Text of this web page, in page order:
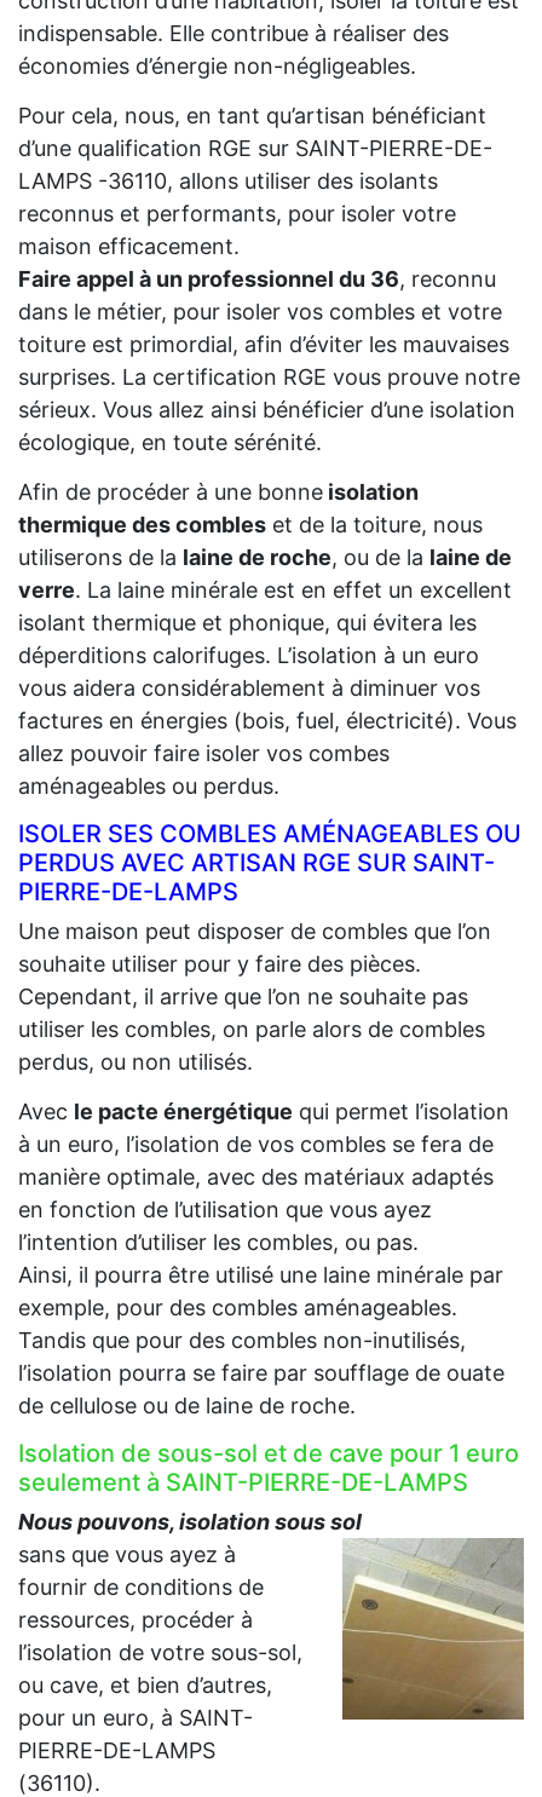
indispensable. Elle contribue à réaliser des
économies d’énergie non-négligeables.
Pour cela, nous, en tant qu’artisan bénéficiant
d’une qualification RGE sur SAINT-PIERRE-DE-
LAMPS -36110, allons utiliser des isolants
reconnus et performants, pour isoler votre
maison efficacement.
Faire appel à un professionnel du 36, reconnu
dans le métier, pour isoler vos combles et votre
toiture est primordial, afin d’éviter les mauvaises
surprises. La certification RGE vous prouve notre
sérieux. Vous allez ainsi bénéficier d’une isolation
écologique, en toute sérénité.
Afin de procéder à une bonne isolation
thermique des combles et de la toiture, nous
utiliserons de la laine de roche, ou de la laine de
verre. La laine minérale est en effet un excellent
isolant thermique et phonique, qui évitera les
déperditions calorifuges. L’isolation à un euro
vous aidera considérablement à diminuer vos
factures en énergies (bois, fuel, électricité). Vous
allez pouvoir faire isoler vos combes
aménageables ou perdus.
ISOLER SES COMBLES AMÉNAGEABLES OU
PERDUS AVEC ARTISAN RGE SUR SAINT-
PIERRE-DE-LAMPS
Une maison peut disposer de combles que l’on
souhaite utiliser pour y faire des pièces.
Cependant, il arrive que l’on ne souhaite pas
utiliser les combles, on parle alors de combles
perdus, ou non utilisés.
Avec le pacte énergétique qui permet l’isolation
à un euro, l’isolation de vos combles se fera de
manière optimale, avec des matériaux adaptés
en fonction de l’utilisation que vous ayez
l’intention d’utiliser les combles, ou pas.
Ainsi, il pourra être utilisé une laine minérale par
exemple, pour des combles aménageables.
Tandis que pour des combles non-inutilisés,
l’isolation pourra se faire par soufflage de ouate
de cellulose ou de laine de roche.
Isolation de sous-sol et de cave pour 1 euro
seulement à SAINT-PIERRE-DE-LAMPS
Nous pouvons, isolation sous sol
sans que vous ayez à
fournir de conditions de
ressources, procéder à
l’isolation de votre sous-sol,
ou cave, et bien d’autres,
pour un euro, à SAINT-
PIERRE-DE-LAMPS
(36110).